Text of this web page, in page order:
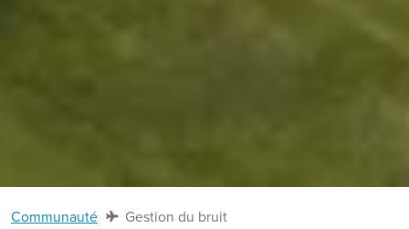
Communauté Gestion du bruit